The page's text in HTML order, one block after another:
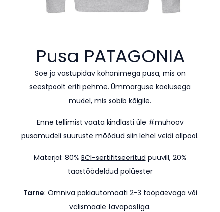
Pusa PATAGONIA
Soe ja vastupidav kohanimega pusa, mis on
seestpoolt eriti pehme. Ümmarguse kaelusega
mudel, mis sobib kõigile.
Enne tellimist vaata kindlasti üle #muhoov
pusamudeli suuruste mõõdud siin lehel veidi allpool.
Materjal: 80% BCI-sertifitseeritud puuvill, 20%
taastöödeldud polüester
Tarne: Omniva pakiautomaati 2-3 tööpäevaga või
välismaale tavapostiga.